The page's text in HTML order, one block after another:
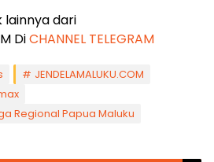
lainnya dari
DiCHANNEL TELEGRAM
JENDELAMALUKU.COM
Regional Papua Maluku